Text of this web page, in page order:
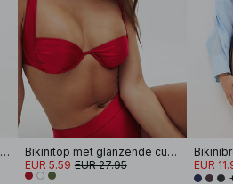
Glanzend bikinibroekje met hoge uitsnijding
Bikinitop met glanzende cups
EUR 5.59 EUR 27.95
EUR